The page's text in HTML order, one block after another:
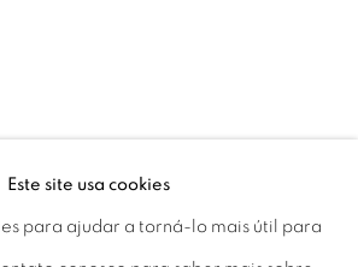
Este site usa cookies
para ajudar a torná-lo mais útil para